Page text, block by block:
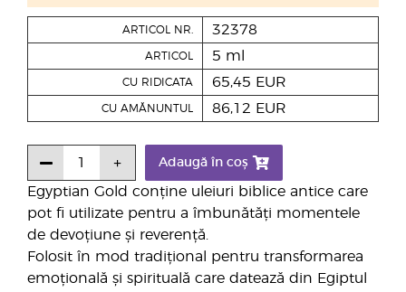
Egyptian Gold conține uleiuri biblice antice care
pot fi utilizate pentru a îmbunătăți momentele
de devoțiune și reverență.
Folosit în mod tradițional pentru transformarea
emoțională și spirituală care datează din Egiptul
ARTICOL NR. 32378
ARTICOL 5 ml
CU RIDICATA 65,45 EUR
CU AMĂNUNTUL 86,12 EUR
Adaugă în coș